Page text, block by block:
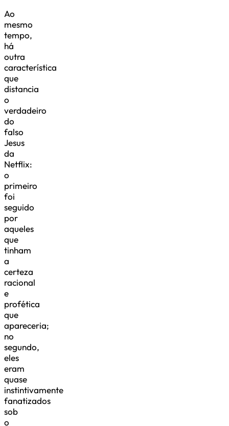
Ao
mesmo
tempo,
há
outra
característica
que
distancia
o
verdadeiro
do
falso
Jesus
da
Netflix:
o
primeiro
foi
seguido
por
aqueles
que
tinham
a
certeza
racional
e
profética
que
apareceria;
no
segundo,
eles
eram
quase
instintivamente
fanatizados
sob
o